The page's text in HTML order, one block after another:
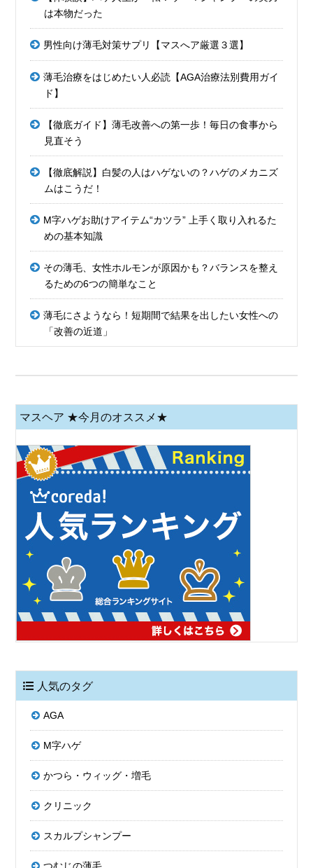
は本物だった
男性向け薄毛対策サプリ【マスへア厳選３選】
薄毛治療をはじめたい人必読【AGA治療法別費用ガイ
ド】
【徹底ガイド】薄毛改善への第一歩！毎日の食事から
見直そう
【徹底解説】白髪の人はハゲないの？ハゲのメカニズ
ムはこうだ！
M字ハゲお助けアイテム“カツラ” 上手く取り入れるた
めの基本知識
その薄毛、女性ホルモンが原因かも？バランスを整え
るための6つの簡単なこと
薄毛にさようなら！短期間で結果を出したい女性への
「改善の近道」
マスヘア ★今月のオススメ★
人気のタグ
AGA
M字ハゲ
かつら・ウィッグ・増毛
クリニック
スカルプシャンプー
つむじの薄毛